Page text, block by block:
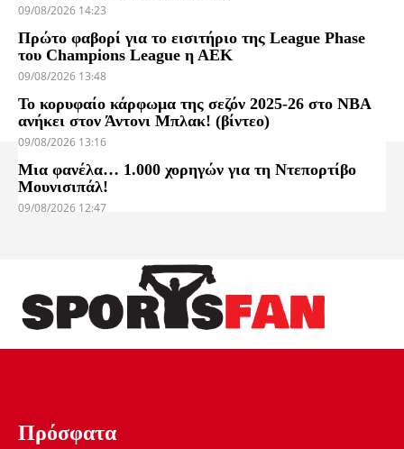
09/08/2026 14:23
Πρώτο φαβορί για το εισιτήριο της League Phase
του Champions League η ΑΕΚ
09/08/2026 13:48
Το κορυφαίο κάρφωμα της σεζόν 2025-26 στο NBA
ανήκει στον Άντονι Μπλακ! (βίντεο)
09/08/2026 13:16
Μια φανέλα… 1.000 χορηγών για τη Ντεπορτίβο
Μουνισιπάλ!
09/08/2026 12:47
Πρόσφατα